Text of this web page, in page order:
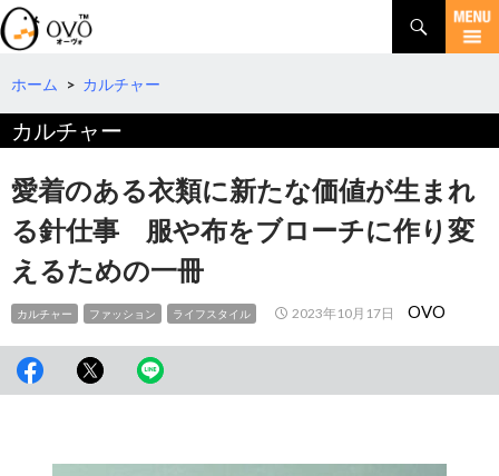
検
索
コ
テ
ツ
へ
移
動
ホーム > カルチャー
カルチャー
愛着のある衣類に新たな価値が生まれ
る針仕事 服や布をブローチに作り変
えるための一冊
カルチャー ファッション ライフスタイル 2023年10月17日 OVO